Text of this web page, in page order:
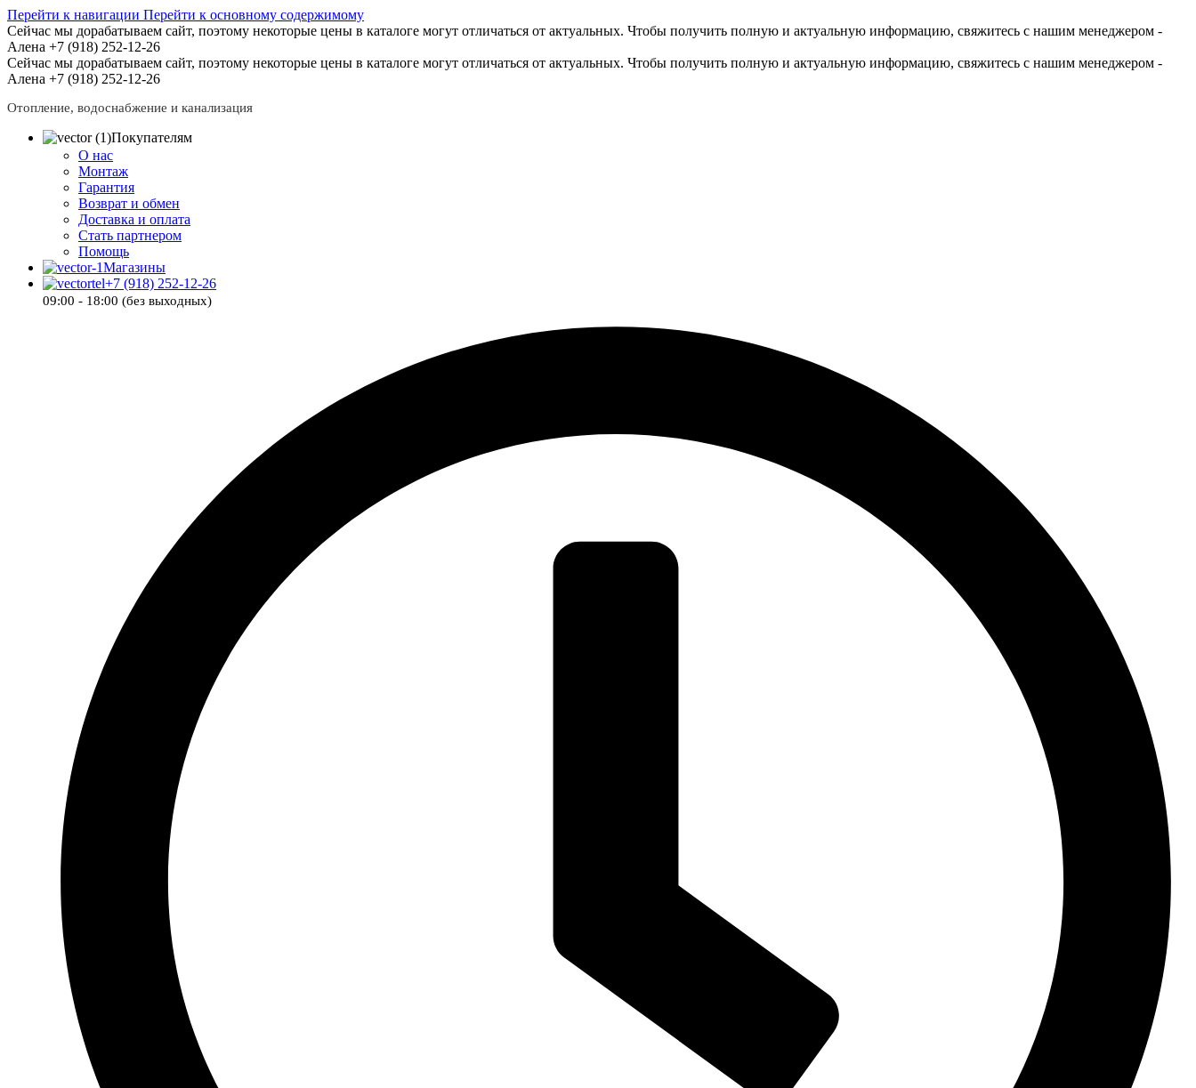
Перейти к навигации Перейти к основному содержимому
Сейчас мы дорабатываем сайт, поэтому некоторые цены в каталоге могут отличаться от актуальных. Чтобы получить полную и актуальную информацию, свяжитесь с нашим менеджером -
Алена +7 (918) 252-12-26
Сейчас мы дорабатываем сайт, поэтому некоторые цены в каталоге могут отличаться от актуальных. Чтобы получить полную и актуальную информацию, свяжитесь с нашим менеджером -
Алена +7 (918) 252-12-26
Отопление, водоснабжение и канализация
Покупателям
О нас
Монтаж
Гарантия
Возврат и обмен
Доставка и оплата
Стать партнером
Помощь
Магазины
+7 (918) 252-12-26
09:00 - 18:00 (без выходных)